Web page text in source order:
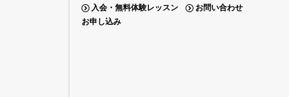
入会・無料体験レッスン
お申し込み
お問い合わせ